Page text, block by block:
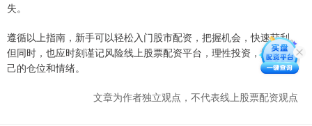
失。
遵循以上指南，新手可以轻松入门股市配资，把握机会，快速获利。
但同时，也应时刻谨记风险线上股票配资平台，理性投资，控制好自
己的仓位和情绪。
文章为作者独立观点，不代表线上股票配资观点